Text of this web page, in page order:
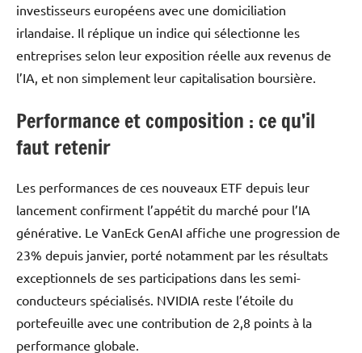
investisseurs européens avec une domiciliation
irlandaise. Il réplique un indice qui sélectionne les
entreprises selon leur exposition réelle aux revenus de
l’IA, et non simplement leur capitalisation boursière.
Performance et composition : ce qu’il
faut retenir
Les performances de ces nouveaux ETF depuis leur
lancement confirment l’appétit du marché pour l’IA
générative. Le VanEck GenAI affiche une progression de
23% depuis janvier, porté notamment par les résultats
exceptionnels de ses participations dans les semi-
conducteurs spécialisés. NVIDIA reste l’étoile du
portefeuille avec une contribution de 2,8 points à la
performance globale.